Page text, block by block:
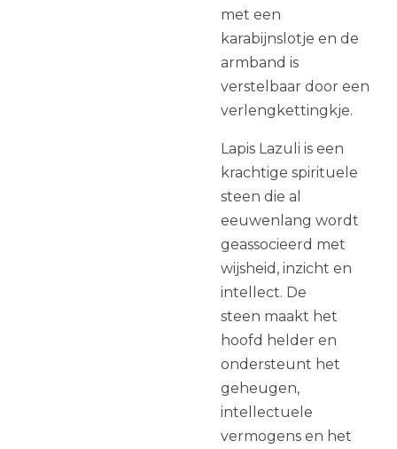
met een
karabijnslotje en de
armband is
verstelbaar door een
verlengkettingkje.
Lapis Lazuli is een
krachtige spirituele
steen die al
eeuwenlang wordt
geassocieerd met
wijsheid, inzicht en
intellect. De
steen maakt het
hoofd helder en
ondersteunt het
geheugen,
intellectuele
vermogens en het